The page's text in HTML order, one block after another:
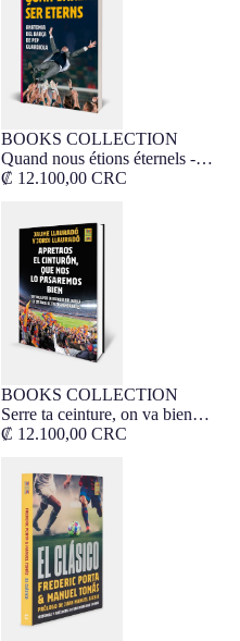
BOOKS COLLECTION
Quand nous étions éternels -
Catalan
₡ 12.100,00 CRC
s'amuser
BOOKS COLLECTION
Serre ta ceinture, on va bien
s'amuser
₡ 12.100,00 CRC